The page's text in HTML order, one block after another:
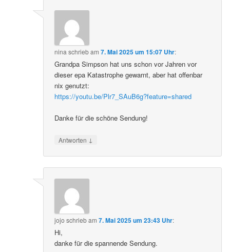
nina schriebam7. Mai 2025 um 15:07 Uhr:
Grandpa Simpson hat uns schon vor Jahren vor
dieser epa Katastrophe gewarnt, aber hat offenbar
nix genutzt:
https://youtu.be/Plr7_SAuB6g?feature=shared
Danke für die schöne Sendung!
Antworten ↓
jojo schriebam7. Mai 2025 um 23:43 Uhr:
Hi,
danke für die spannende Sendung.